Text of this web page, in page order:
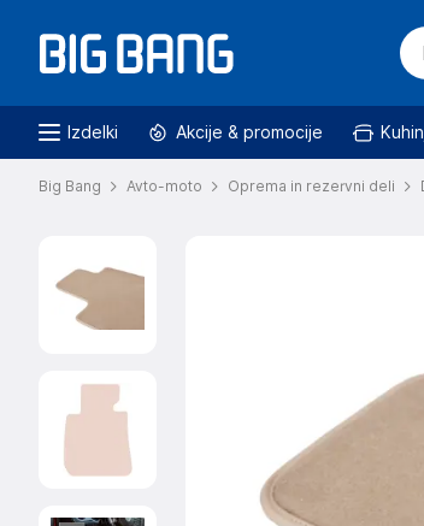
Izdelki Akcije & promocije
Big Bang Avto-moto Oprema in rezervni deli